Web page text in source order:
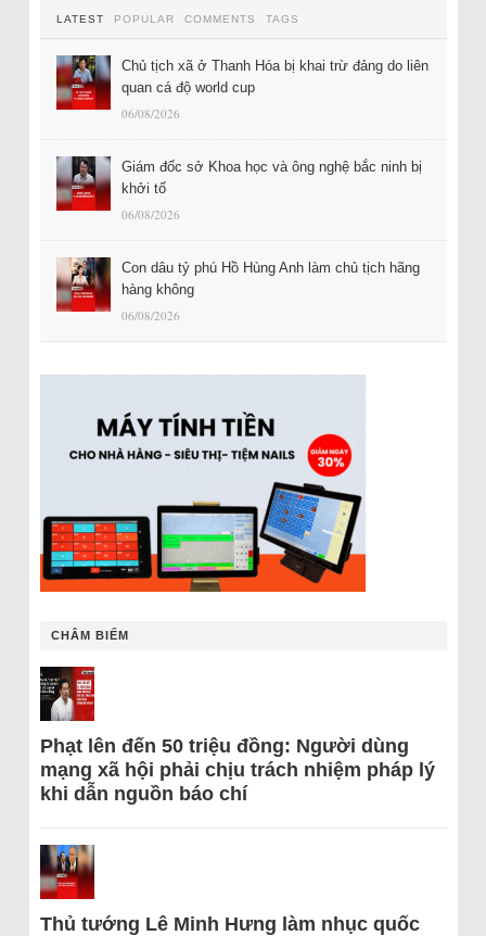
LATEST POPULAR COMMENTS TAGS
Chủ tịch xã ở Thanh Hóa bị khai trừ đảng do liên
quan cá độ world cup
06/08/2026
Giám đốc sở Khoa học và ông nghệ bắc ninh bị
khởi tố
06/08/2026
Con dâu tỷ phú Hồ Hùng Anh làm chủ tịch hãng
hàng không
06/08/2026
CHÂM BIẾM
Phạt lên đến 50 triệu đồng: Người dùng
mạng xã hội phải chịu trách nhiệm pháp lý
khi dẫn nguồn báo chí
Thủ tướng Lê Minh Hưng làm nhục quốc